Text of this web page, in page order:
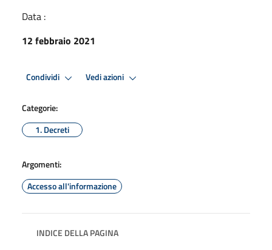
Data :
12 febbraio 2021
Condividi Vedi azioni
Categorie:
1. Decreti
Argomenti:
Accesso all'informazione
INDICE DELLA PAGINA